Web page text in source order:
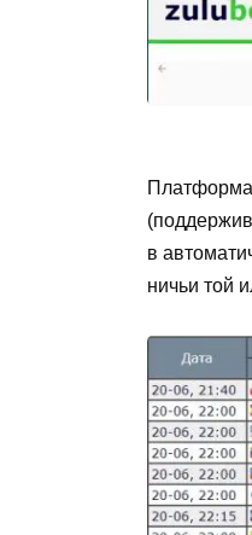
Платформа
в
ничьи той